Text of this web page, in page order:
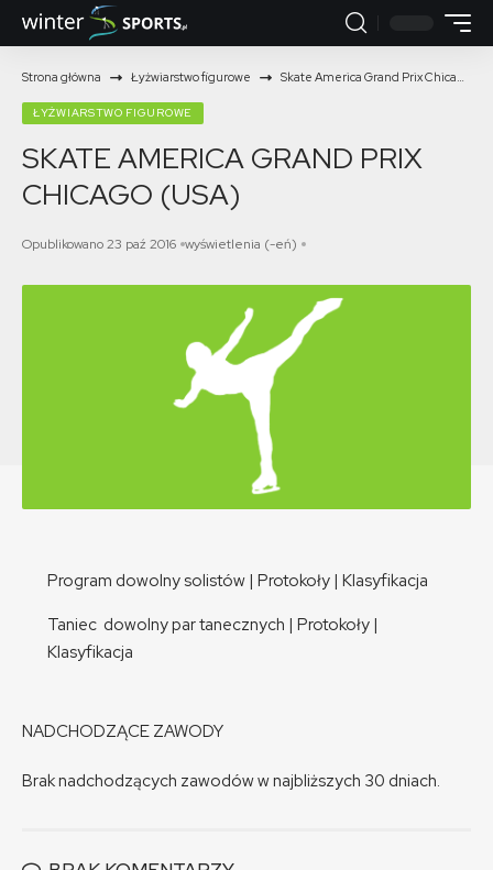
Strona główna Łyżwiarstwo figurowe Skate America Grand Prix Chicago (USA)
ŁYŻWIARSTWO FIGUROWE
SKATE AMERICA GRAND PRIX
CHICAGO (USA)
Opublikowano 23 paź 2016 wyświetlenia (-eń)
Program dowolny solistów| Protokoły| Klasyfikacja
Taniec dowolny par tanecznych | Protokoły|
Klasyfikacja
NADCHODZĄCE ZAWODY
Brak nadchodzących zawodów w najbliższych 30 dniach.